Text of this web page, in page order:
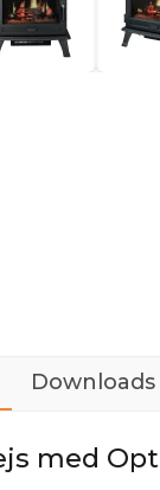
Downloads
med